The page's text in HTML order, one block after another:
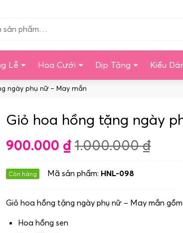
Lễ Hoa Cưới Dịp Tặng Kiểu
ngày phụ nữ – May mắn
Giỏ hoa hồng tặng ngày
900.000 ₫ 1.000.000₫
Còn hàng Mã sản phẩm: HNL-098
Giỏ hoa hồng tặng ngày phụ nữ – May mắn gồm:
Hoa hồng sen